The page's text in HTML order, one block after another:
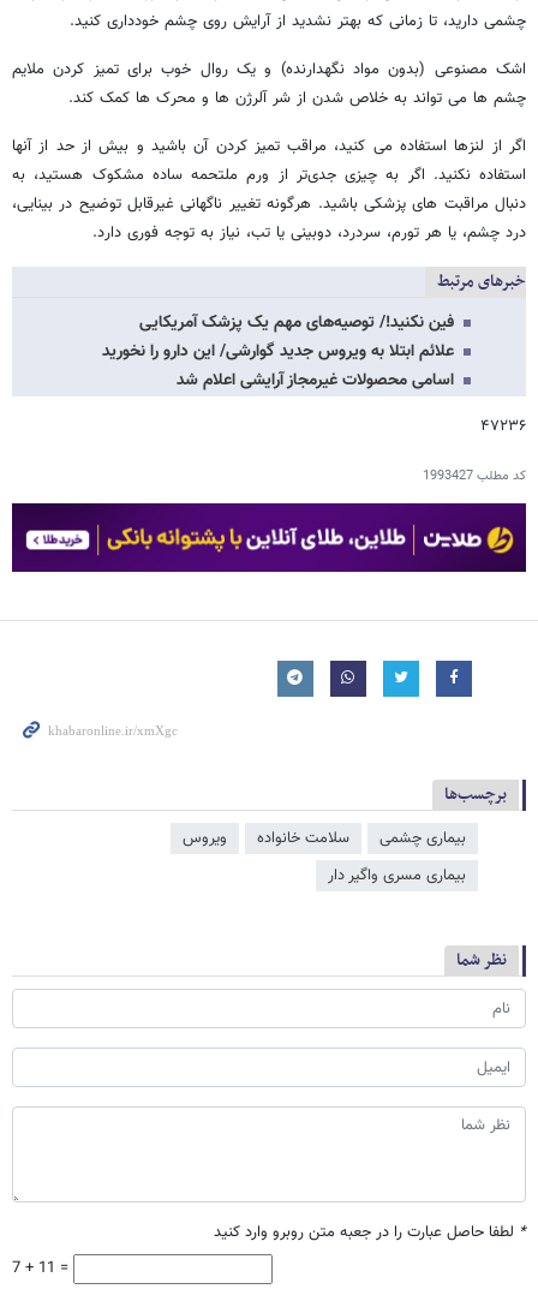
چشمی دارید، تا زمانی که بهتر نشدید از آرایش روی چشم خودداری کنید.
اشک مصنوعی (بدون مواد نگهدارنده) و یک روال خوب برای تمیز کردن ملایم
چشم ها می تواند به خلاص شدن از شر آلرژن ها و محرک ها کمک کند.
اگر از لنزها استفاده می کنید، مراقب تمیز کردن آن باشید و بیش از حد از آنها
استفاده نکنید. اگر به چیزی جدی‌تر از ورم ملتحمه ساده مشکوک هستید، به
دنبال مراقبت های پزشکی باشید. هرگونه تغییر ناگهانی غیرقابل توضیح در بینایی،
درد چشم، یا هر تورم، سردرد، دوبینی یا تب، نیاز به توجه فوری دارد.
خبرهای مرتبط
فین نکنید!/ توصیه‌های مهم یک پزشک آمریکایی
علائم ابتلا به ویروس‌ جدید گوارشی/ این دارو را نخورید
اسامی محصولات غیرمجاز آرایشی اعلام شد
۴۷۲۳۶
کد مطلب1993427
برچسب‌ها
بیماری چشمی سلامت خانواده
ویروس
بیماری مسری واگیر دار
نظر شما
* لطفا حاصل عبارت را در جعبه متن روبرو وارد کنید
7 + 11 =